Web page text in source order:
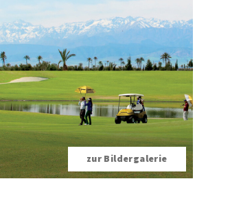
zur Bildergalerie